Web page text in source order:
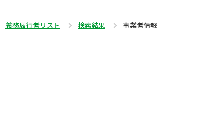
義務履行者リスト 検索結果 事業者情報